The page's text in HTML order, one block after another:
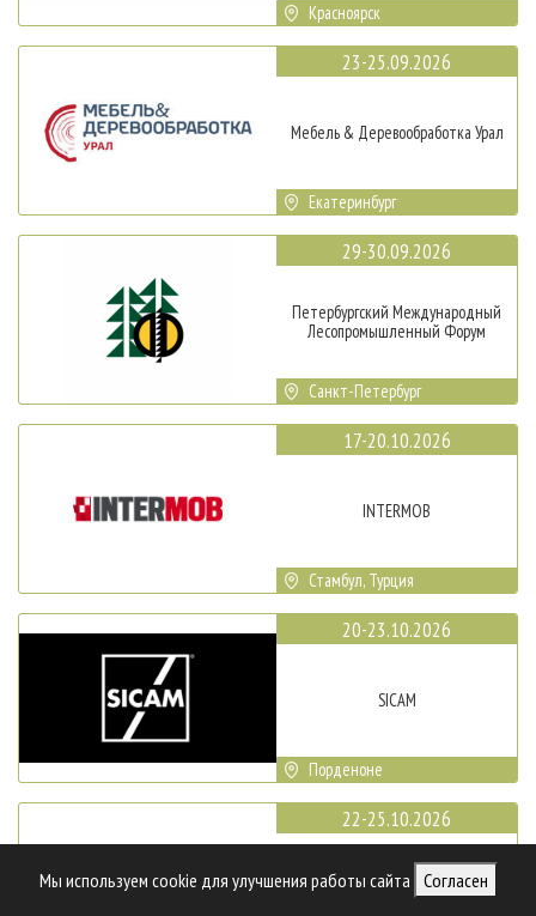
Мы используем cookie для улучшения работы сайта Согласен
Красноярск
23-25.09.2026
Мебель & Деревообработка Урал
Екатеринбург
29-30.09.2026
Петербургский Международный
Лесопромышленный Форум
Санкт-Петербург
17-20.10.2026
INTERMOB
Стамбул, Турция
20-23.10.2026
SICAM
Порденоне
22-25.10.2026
WOODTECH